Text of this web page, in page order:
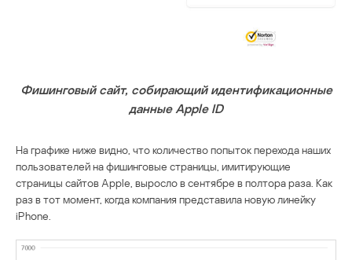
Фишинговый сайт, собирающий идентификационные
данные Apple ID
На графике ниже видно, что количество попыток перехода наших
пользователей на фишинговые страницы, имитирующие
страницы сайтов Apple, выросло в сентябре в полтора раза. Как
раз в тот момент, когда компания представила новую линейку
iPhone.